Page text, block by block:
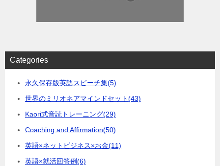
Categories
永久保存版英語スピーチ集(5)
世界のミリオネアマインドセット(43)
Kaori式音読トレーニング(29)
Coaching and Affirmation(50)
英語×ネットビジネス×お金(11)
英語×就活回答例(6)